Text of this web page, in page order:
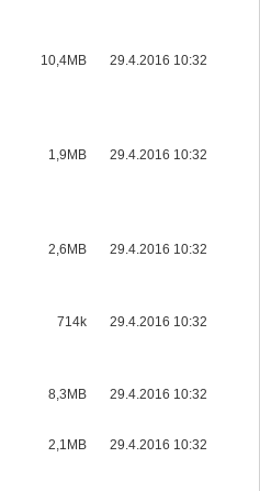
10,4MB 29.4.2016 10:32
1,9MB 29.4.2016 10:32
2,6MB 29.4.2016 10:32
714k 29.4.2016 10:32
8,3MB 29.4.2016 10:32
2,1MB 29.4.2016 10:32